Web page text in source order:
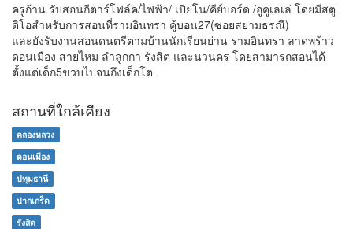
ครูก้าน รับสอนกีตาร์โฟล์ค/ไฟฟ้า/ เปียโน/คีย์บอร์ด /อูคูเลเล่ โดยมีสตู
ดิโอสำหรับการสอนที่รามอินทรา คู้บอน27(ซอยสยามธรณี)
และยังรับงานสอนดนตรีตามบ้านนักเรียนย่าน รามอินทรา ลาดพร้าว
ดอนเมือง สายไหม ลำลูกกา รังสิต และนวนคร โดยสามารถสอนได้
ตั้งแต่เด็ก5ขวบไปจนถึงเด็กโต
สถานที่ใกล้เคียง
คลองหลวง
ดอนเมือง
ปทุมธานี
ปากเกร็ด
รังสิต